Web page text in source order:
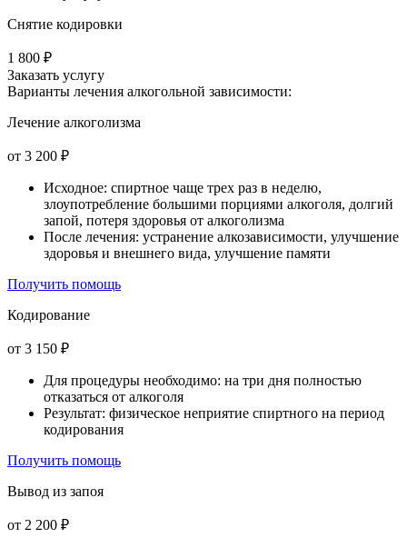
Снятие кодировки
1 800 ₽
Заказать услугу
Варианты лечения алкогольной зависимости:
Лечение алкоголизма
от 3 200 ₽
Исходное: спиртное чаще трех раз в неделю,
злоупотребление большими порциями алкоголя, долгий
запой, потеря здоровья от алкоголизма
После лечения: устранение алкозависимости, улучшение
здоровья и внешнего вида, улучшение памяти
Получить помощь
Кодирование
от 3 150 ₽
Для процедуры необходимо: на три дня полностью
отказаться от алкоголя
Результат: физическое неприятие спиртного на период
кодирования
Получить помощь
Вывод из запоя
от 2 200 ₽